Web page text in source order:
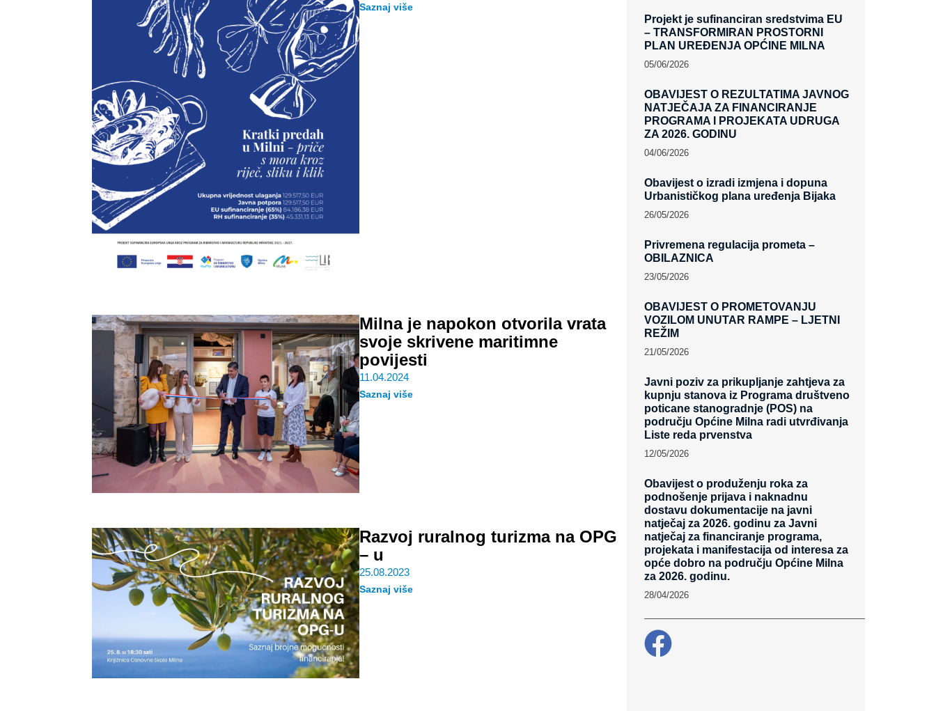
Saznaj više
Milna je napokon otvorila vrata
svoje skrivene maritimne
povijesti
11.04.2024
Saznaj više
Razvoj ruralnog turizma na OPG
– u
25.08.2023
Saznaj više
Projekt je sufinanciran sredstvima EU
– TRANSFORMIRAN PROSTORNI
PLAN UREĐENJA OPĆINE MILNA
05/06/2026
OBAVIJEST O REZULTATIMA JAVNOG
NATJEČAJA ZA FINANCIRANJE
PROGRAMA I PROJEKATA UDRUGA
ZA 2026. GODINU
04/06/2026
Obavijest o izradi izmjena i dopuna
Urbanističkog plana uređenja Bijaka
26/05/2026
Privremena regulacija prometa –
OBILAZNICA
23/05/2026
OBAVIJEST O PROMETOVANJU
VOZILOM UNUTAR RAMPE – LJETNI
REŽIM
21/05/2026
Javni poziv za prikupljanje zahtjeva za
kupnju stanova iz Programa društveno
poticane stanogradnje (POS) na
području Općine Milna radi utvrđivanja
Liste reda prvenstva
12/05/2026
Obavijest o produženju roka za
podnošenje prijava i naknadnu
dostavu dokumentacije na javni
natječaj za 2026. godinu za Javni
natječaj za financiranje programa,
projekata i manifestacija od interesa za
opće dobro na području Općine Milna
za 2026. godinu.
28/04/2026